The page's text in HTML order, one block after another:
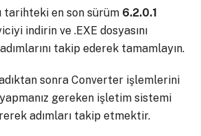
tarihteki en son sürüm 6.2.0.1
indirin ve .EXE dosyasını
takip ederek tamamlayın.
sonra Converter işlemlerini
gereken işletim sistemi
adımları takip etmektir.